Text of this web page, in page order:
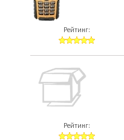
Рейтинг:
Рейтинг: